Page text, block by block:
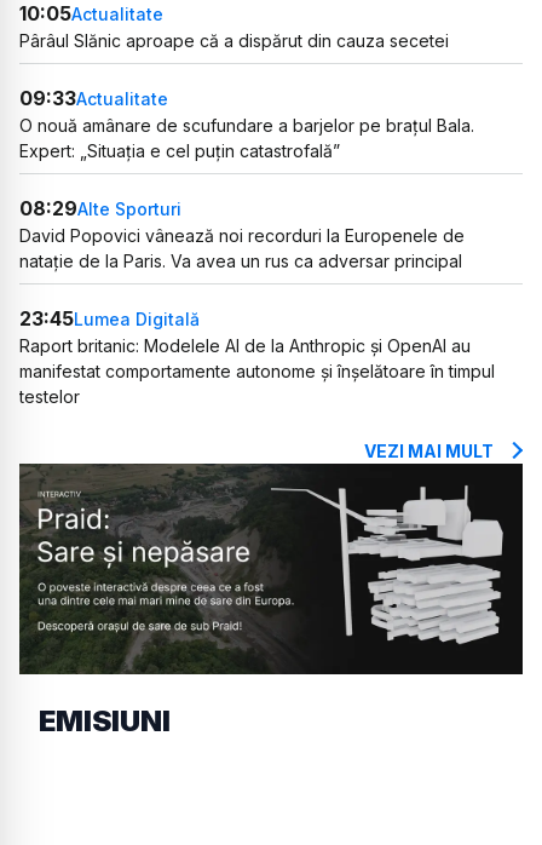
10:05Actualitate
Pârâul Slănic aproape că a dispărut din cauza secetei
09:33Actualitate
O nouă amânare de scufundare a barjelor pe brațul Bala.
Expert: „Situația e cel puțin catastrofală”
08:29Alte Sporturi
David Popovici vânează noi recorduri la Europenele de
natație de la Paris. Va avea un rus ca adversar principal
23:45Lumea Digitală
Raport britanic: Modelele AI de la Anthropic și OpenAI au
manifestat comportamente autonome și înșelătoare în timpul
testelor
VEZI MAI MULT
EMISIUNI